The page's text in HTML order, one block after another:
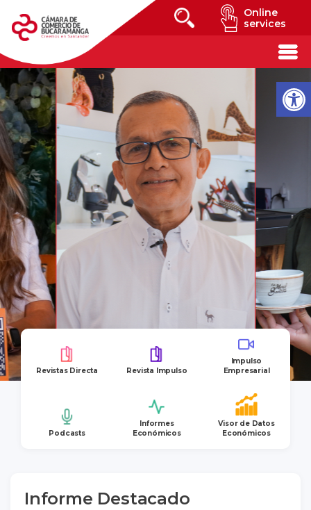
Online
services
Revistas Directa Revista Impulso
Impulso
Empresarial
Podcasts
Informes
Económicos
Visor de Datos
Económicos
Informe Destacado